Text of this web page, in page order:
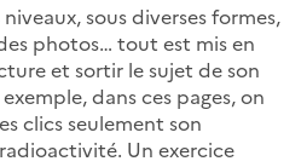
sous diverses formes,
photos… tout est mis en
et sortir le sujet de son
dans ces pages, on
clics seulement son
Un exercice